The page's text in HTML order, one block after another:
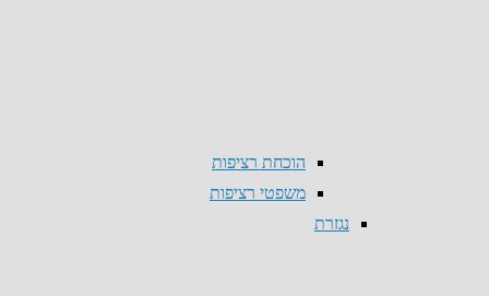
הוכחת רציפות
משפטי רציפות
נגזרת